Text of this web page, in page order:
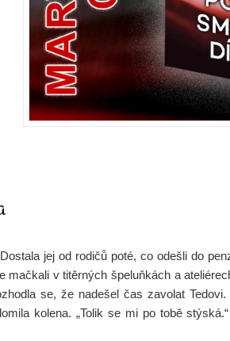
jej od rodičů poté, co odešli do
v titěrných špeluňkách a
se, že nadešel čas zavolat
kolena. „Tolik se mi po tobě